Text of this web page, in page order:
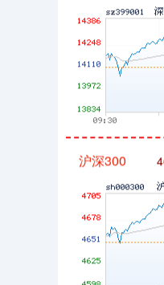
沪深300